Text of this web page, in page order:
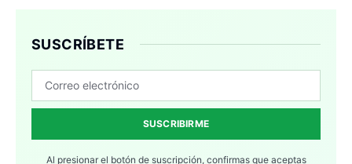
SUSCRÍBETE
SUSCRIBIRME
Al presionar el botón de suscripción, confirmas que aceptas